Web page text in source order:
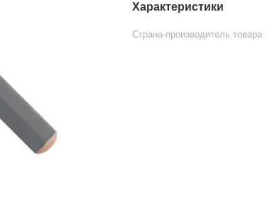
Характеристики
Страна-производитель товара